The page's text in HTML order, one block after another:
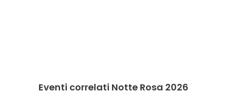
Eventi correlati Notte Rosa 2026